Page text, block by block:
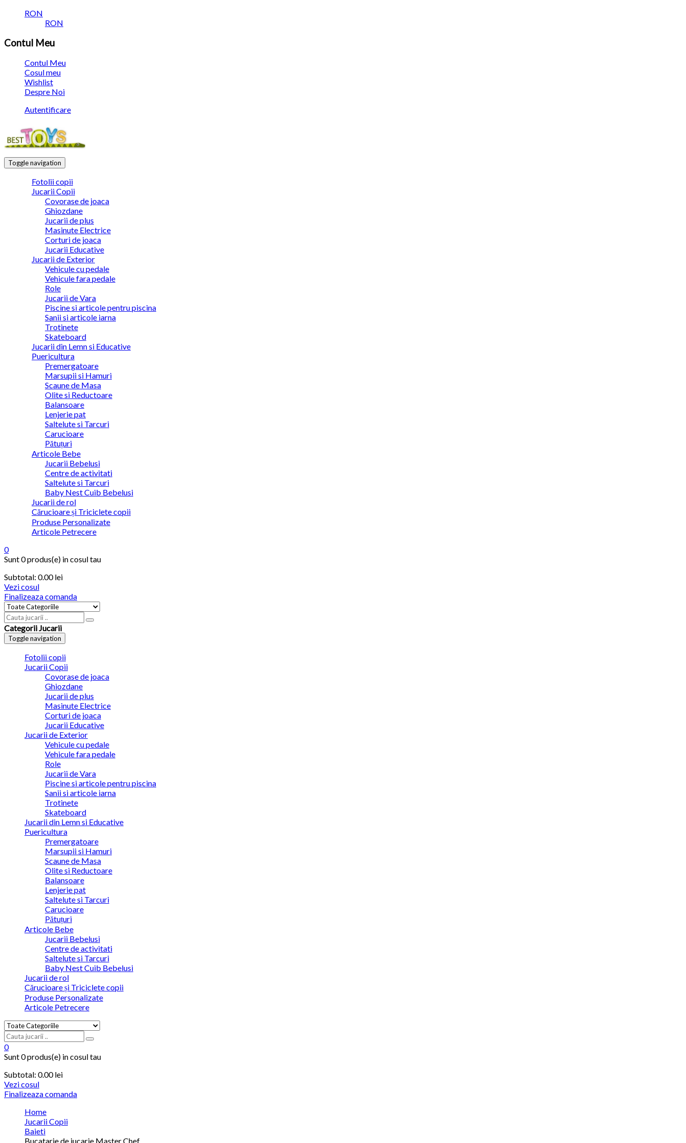
RON
RON
Contul Meu
Contul Meu
Cosul meu
Wishlist
Despre Noi
Autentificare
Toggle navigation
Fotolii copii
Jucarii Copii
Covorase de joaca
Ghiozdane
Jucarii de plus
Masinute Electrice
Corturi de joaca
Jucarii Educative
Jucarii de Exterior
Vehicule cu pedale
Vehicule fara pedale
Role
Jucarii de Vara
Piscine si articole pentru piscina
Sanii si articole iarna
Trotinete
Skateboard
Jucarii din Lemn si Educative
Puericultura
Premergatoare
Marsupii si Hamuri
Scaune de Masa
Olite si Reductoare
Balansoare
Lenjerie pat
Saltelute si Tarcuri
Carucioare
Pătuțuri
Articole Bebe
Jucarii Bebelusi
Centre de activitati
Saltelute si Tarcuri
Baby Nest Cuib Bebelusi
Jucarii de rol
Cărucioare și Triciclete copii
Produse Personalizate
Articole Petrecere
0
Sunt0 produs(e) in cosul tau
Subtotal: 0.00lei
Vezi cosul
Finalizeaza comanda
Categorii Jucarii
Toggle navigation
Fotolii copii
Jucarii Copii
Covorase de joaca
Ghiozdane
Jucarii de plus
Masinute Electrice
Corturi de joaca
Jucarii Educative
Jucarii de Exterior
Vehicule cu pedale
Vehicule fara pedale
Role
Jucarii de Vara
Piscine si articole pentru piscina
Sanii si articole iarna
Trotinete
Skateboard
Jucarii din Lemn si Educative
Puericultura
Premergatoare
Marsupii si Hamuri
Scaune de Masa
Olite si Reductoare
Balansoare
Lenjerie pat
Saltelute si Tarcuri
Carucioare
Pătuțuri
Articole Bebe
Jucarii Bebelusi
Centre de activitati
Saltelute si Tarcuri
Baby Nest Cuib Bebelusi
Jucarii de rol
Cărucioare și Triciclete copii
Produse Personalizate
Articole Petrecere
0
Sunt0 produs(e) in cosul tau
Subtotal: 0.00lei
Vezi cosul
Finalizeaza comanda
Home
Jucarii Copii
Baieti
Bucatarie de jucarie Master Chef